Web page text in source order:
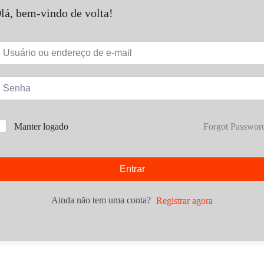
bem-vindo de volta!
Manter logado Forgot
Entrar
Ainda não tem uma conta? Registrar agora